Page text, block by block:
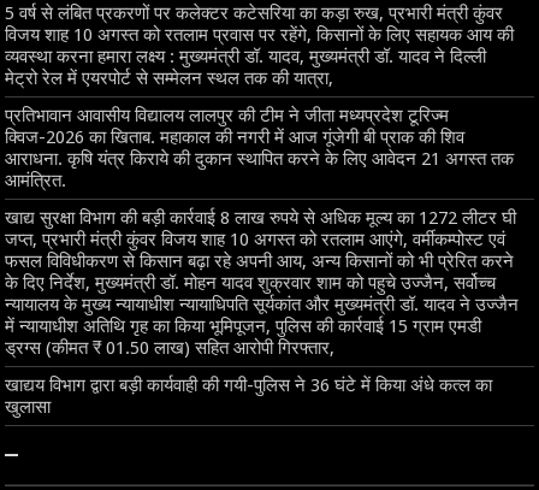
5 वर्ष से लंबित प्रकरणों पर कलेक्टर कटेसरिया का कड़ा रुख, प्रभारी मंत्री कुंवर
विजय शाह 10 अगस्त को रतलाम प्रवास पर रहेंगे, किसानों के लिए सहायक आय की
व्यवस्था करना हमारा लक्ष्य : मुख्यमंत्री डॉ. यादव, मुख्यमंत्री डॉ. यादव ने दिल्ली
मेट्रो रेल में एयरपोर्ट से सम्मेलन स्थल तक की यात्रा,
प्रतिभावान आवासीय विद्यालय लालपुर की टीम ने जीता मध्यप्रदेश टूरिज्म
क्विज-2026 का खिताब. महाकाल की नगरी में आज गूंजेगी बी प्राक की शिव
आराधना. कृषि यंत्र किराये की दुकान स्थापित करने के लिए आवेदन 21 अगस्त तक
आमंत्रित.
खाद्य सुरक्षा विभाग की बड़ी कार्रवाई 8 लाख रुपये से अधिक मूल्य का 1272 लीटर घी
जप्त, प्रभारी मंत्री कुंवर विजय शाह 10 अगस्त को रतलाम आएंगे, वर्मीकम्पोस्ट एवं
फसल विविधीकरण से किसान बढ़ा रहे अपनी आय, अन्य किसानों को भी प्रेरित करने
के दिए निर्देश, मुख्यमंत्री डॉ. मोहन यादव शुक्रवार शाम को पहुचे उज्जैन, सर्वोच्च
न्यायालय के मुख्‍य न्‍यायाधीश न्यायाधिपति सूर्यकांत और मुख्यमंत्री डॉ. यादव ने उज्जैन
में न्यायाधीश अतिथि गृह का किया भूमिपूजन, पुलिस की कार्रवाई 15 ग्राम एमडी
ड्रग्स (कीमत ₹ 01.50 लाख) सहित आरोपी गिरफ्तार,
खाद्यय विभाग द्वारा बड़ी कार्यवाही की गयी-पुलिस ने 36 घंटे में किया अंधे कत्ल का
खुलासा
–